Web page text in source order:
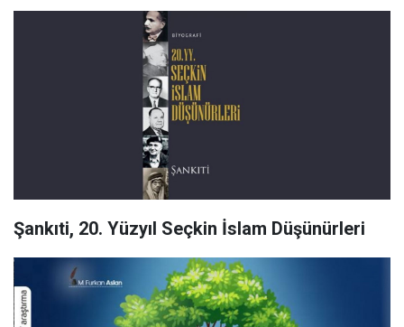
Şankıti, 20. Yüzyıl Seçkin İslam Düşünürleri